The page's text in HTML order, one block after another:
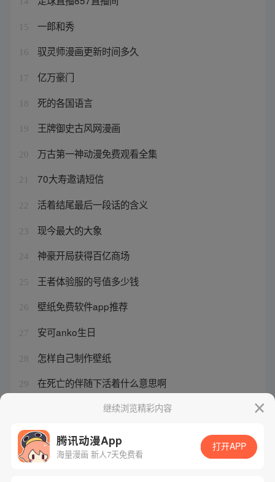
15 一郎和秀
16 驭灵师漫画更新时间多久
17 亿万豪门
18 死的各国语言
19 王牌御史古风网漫画
20 万古第一神动漫免费观看全集
21 70大寿邀请短信
22 活着结尾最后一段话的含义
23 现今最大的大象
24 神豪开局获得百亿商场
25 王者体验服的号值多少钱
26 壁纸免费软件app推荐
27 安可anko生日
28 怎样自己制作壁纸
29 在死亡的伴随下活着什么意思啊
于承惠老师双手剑教程继续浏览精彩内容
腾讯动漫App
海量漫画 新人7天免费看
打开APP